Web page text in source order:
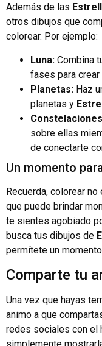
Además de las
otros dibujos que
colorear. Por ejemplo:
Luna: Combina
fases para crear
Planetas: Haz
planetas y
sobre ellas
de conectarte
Un momento
Recuerda, colorear
que puede brindar
te sientes agobiado
busca tus dibujos de
permítete un
Comparte tu
Una vez que hayas
animo a que
redes sociales con el